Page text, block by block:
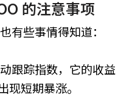
的注意事项
有些事情得知道：
跟踪指数，它的收益
现短期暴涨。